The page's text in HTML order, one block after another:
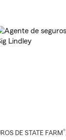
DE STATE FARM®